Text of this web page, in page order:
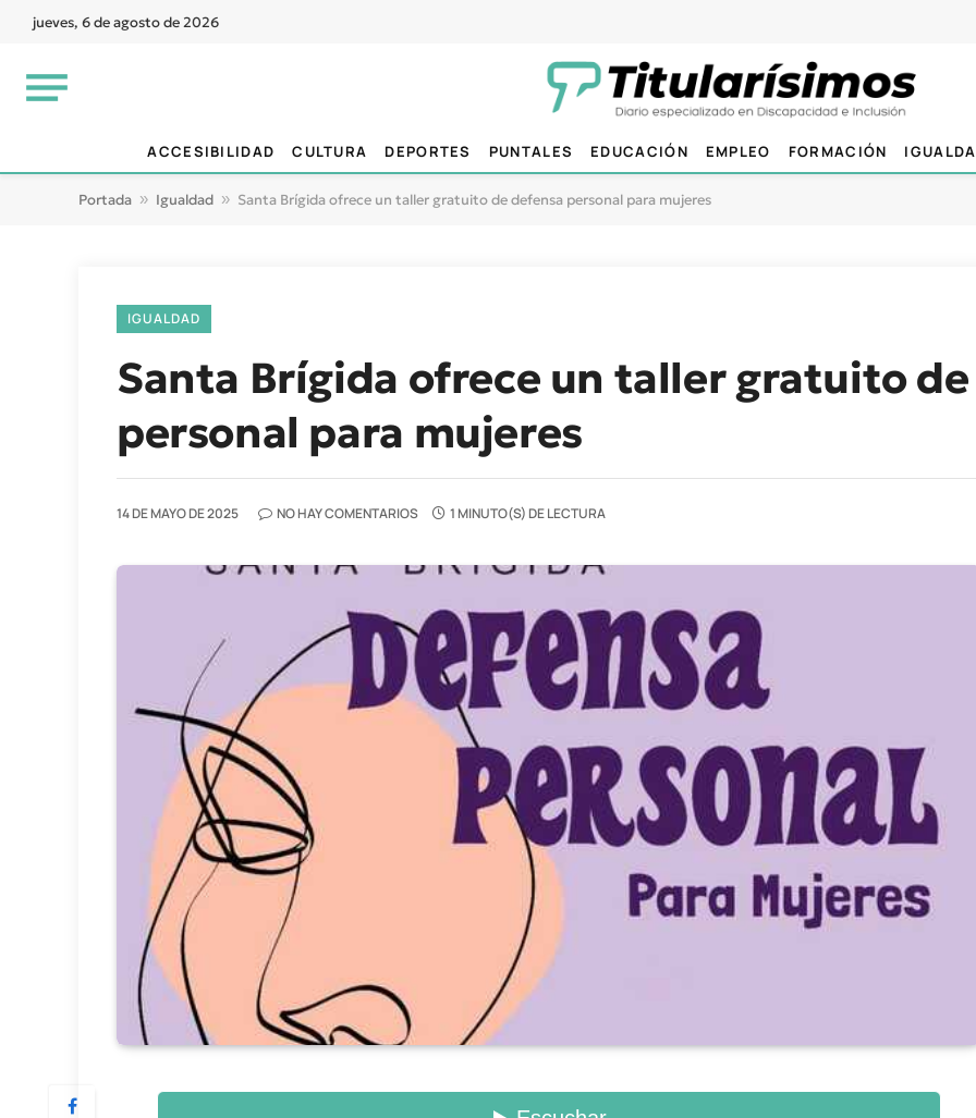
jueves, 6 de agosto de 2026
ACCESIBILIDAD CULTURA DEPORTES PUNTALES EDUCACIÓN EMPLEO FORMACIÓN
Portada » Igualdad » Santa Brígida ofrece un taller gratuito de defensa personal para mujeres
IGUALDAD
Santa Brígida ofrece un taller gratuito
personal para mujeres
14 DE MAYO DE 2025 NO HAY COMENTARIOS 1 MINUTO(S) DE LECTURA